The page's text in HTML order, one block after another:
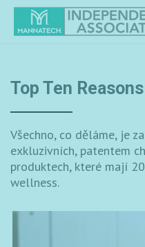
Top Ten
Všechno, co děláme, je
exkluzivních, patentem
produktech, které mají
wellness.